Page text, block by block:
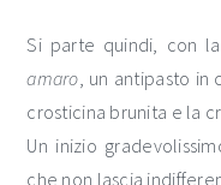
Si parte quindi, con
amaro, un antipasto in
crosticina brunita e la
Un inizio
che non lascia